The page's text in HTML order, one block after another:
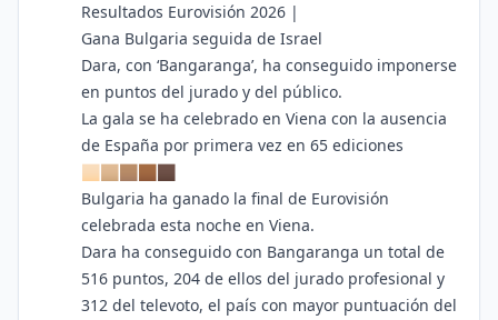
Resultados Eurovisión 2026 |
Gana Bulgaria seguida de Israel
Dara, con ‘Bangaranga’, ha conseguido imponerse
en puntos del jurado y del público.
La gala se ha celebrado en Viena con la ausencia
de España por primera vez en 65 ediciones
🏻🏼🏽🏾🏿
Bulgaria ha ganado la final de Eurovisión
celebrada esta noche en Viena.
Dara ha conseguido con Bangaranga un total de
516 puntos, 204 de ellos del jurado profesional y
312 del televoto, el país con mayor puntuación del